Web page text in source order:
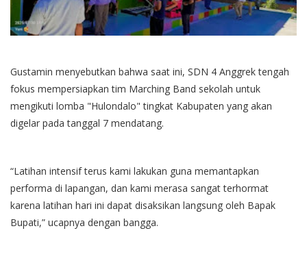
Gustamin menyebutkan bahwa saat ini, SDN 4 Anggrek tengah
fokus mempersiapkan tim Marching Band sekolah untuk
mengikuti lomba "Hulondalo" tingkat Kabupaten yang akan
digelar pada tanggal 7 mendatang.
“Latihan intensif terus kami lakukan guna memantapkan
performa di lapangan, dan kami merasa sangat terhormat
karena latihan hari ini dapat disaksikan langsung oleh Bapak
Bupati,” ucapnya dengan bangga.